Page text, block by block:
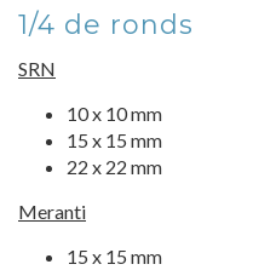
1/4 de ronds
SRN
10 x 10 mm
15 x 15 mm
22 x 22 mm
Meranti
15 x 15 mm